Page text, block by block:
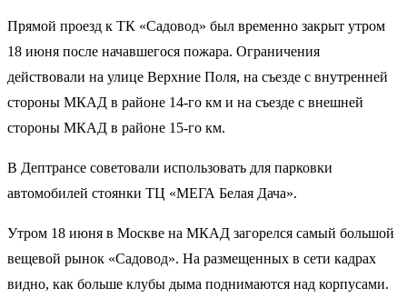
Прямой проезд к ТК «Садовод» был временно закрыт утром
18 июня после начавшегося пожара. Ограничения
действовали на улице Верхние Поля, на съезде с внутренней
стороны МКАД в районе 14-го км и на съезде с внешней
стороны МКАД в районе 15-го км.
В Дептрансе советовали использовать для парковки
автомобилей стоянки ТЦ «МЕГА Белая Дача».
Утром 18 июня в Москве на МКАД загорелся самый большой
вещевой рынок «Садовод». На размещенных в сети кадрах
видно, как больше клубы дыма поднимаются над корпусами.